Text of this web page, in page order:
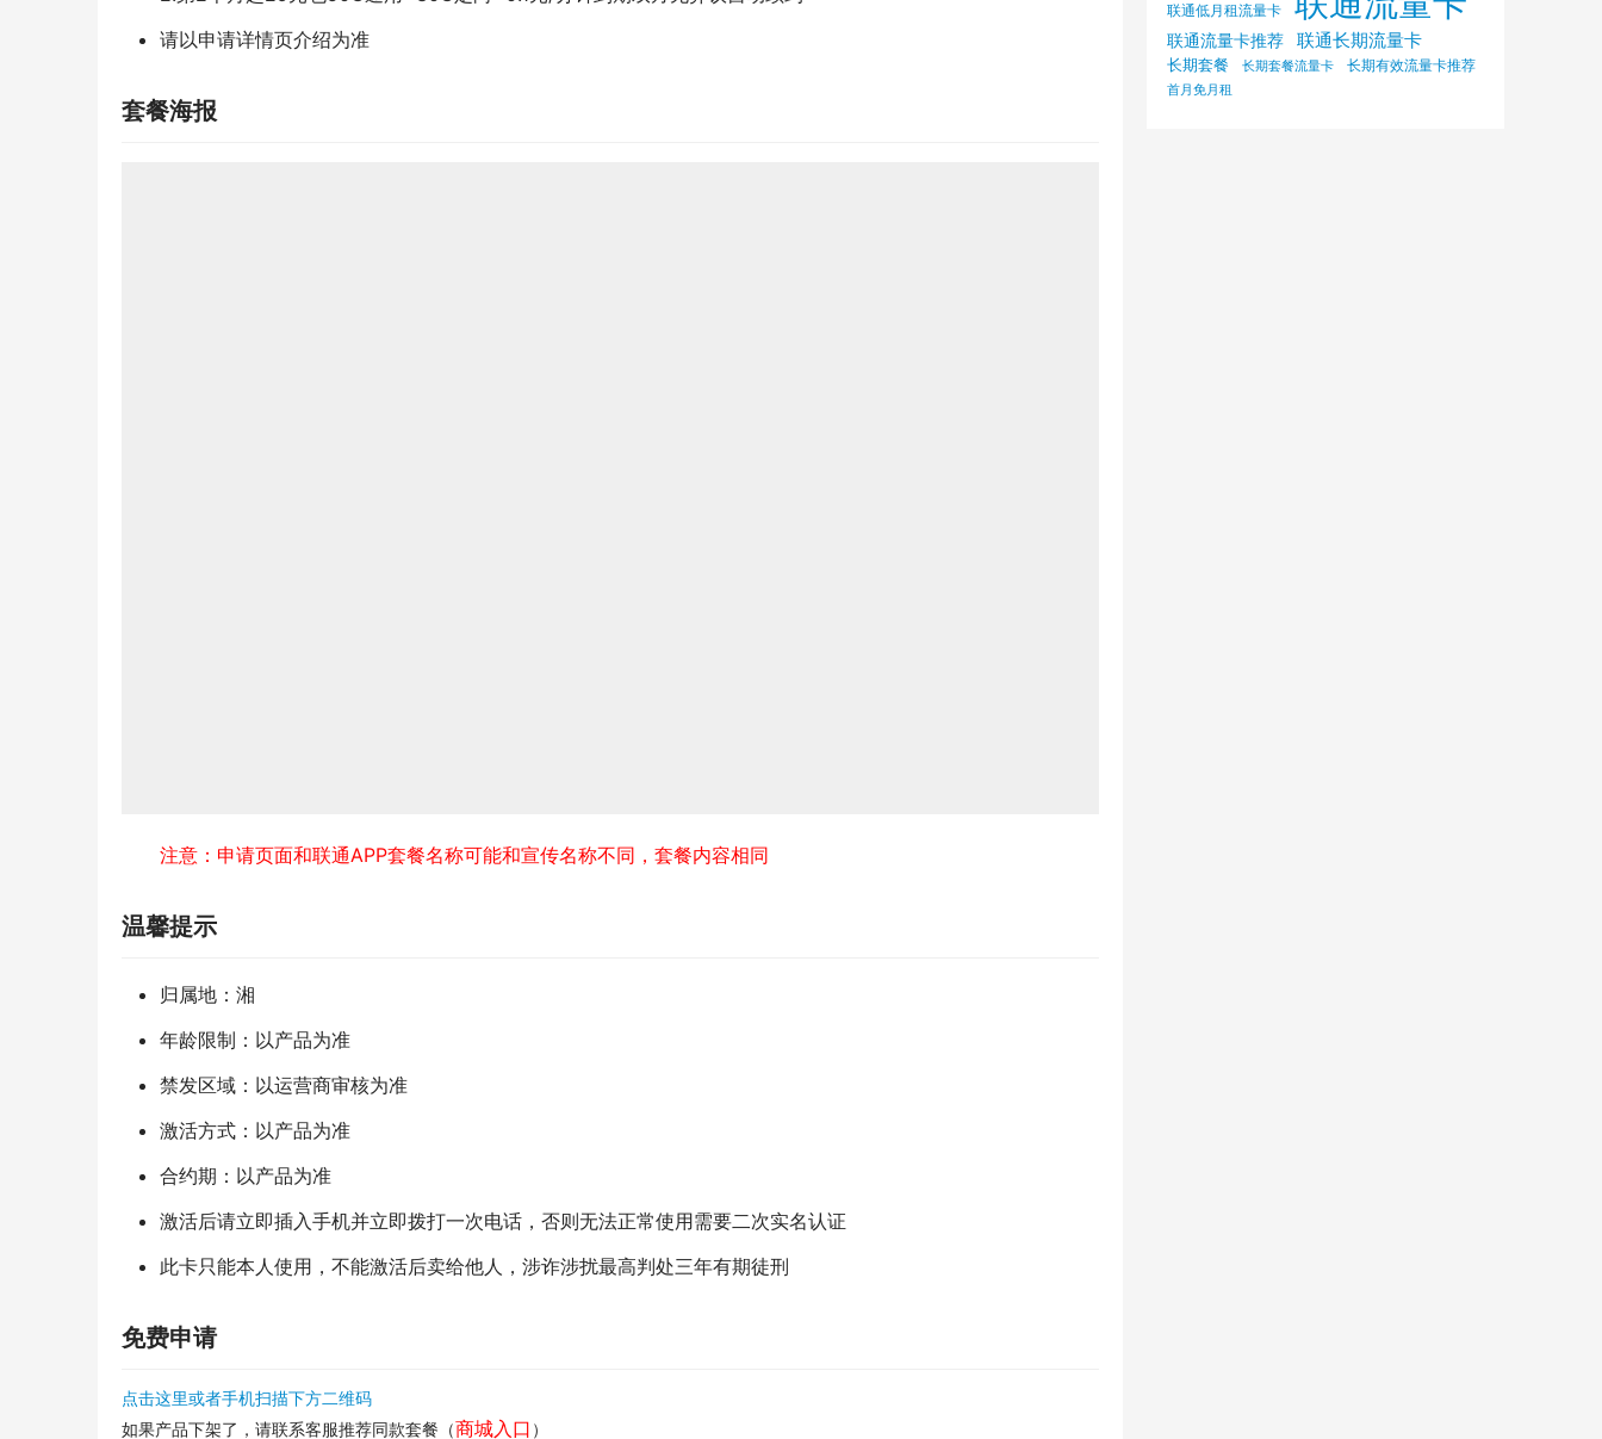
请以申请详情页介绍为准
套餐海报
注意：申请页面和联通APP套餐名称可能和宣传名称不同，套餐内容相同
温馨提示
归属地：湘
年龄限制：以产品为准
禁发区域：以运营商审核为准
激活方式：以产品为准
合约期：以产品为准
激活后请立即插入手机并立即拨打一次电话，否则无法正常使用需要二次实名认证
此卡只能本人使用，不能激活后卖给他人，涉诈涉扰最高判处三年有期徒刑
免费申请
点击这里或者手机扫描下方二维码
如果产品下架了，请联系客服推荐同款套餐（商城入口 ）
联通低月租流量卡
联通流量卡推荐 联通长期流量卡
长期套餐 长期套餐流量卡 长期有效流量卡推荐
首月免月租